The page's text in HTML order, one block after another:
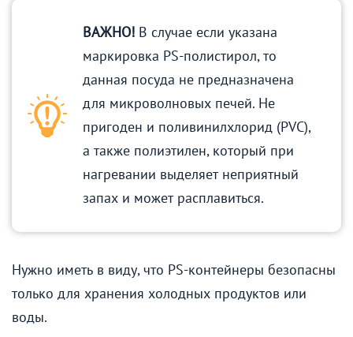
ВАЖНО! В случае если указана
маркировка PS-полистирол, то
данная посуда не предназначена
для микроволновых печей. Не
пригоден и поливинилхлорид (PVC),
а также полиэтилен, который при
нагревании выделяет неприятный
запах и может расплавиться.
Нужно иметь в виду, что PS-контейнеры безопасны
только для хранения холодных продуктов или
воды.